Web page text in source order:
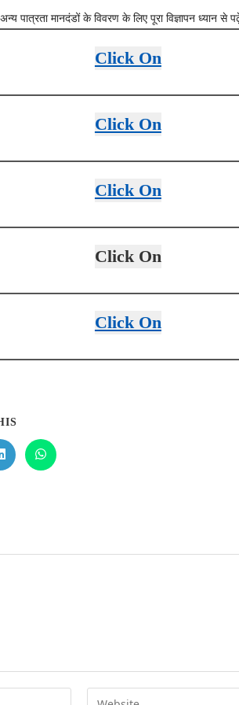
पात्रता मानदंडों के विवरण के लिए पूरा विज्ञापन ध्यान से
Click On
Click On
Click On
Click On
Click On